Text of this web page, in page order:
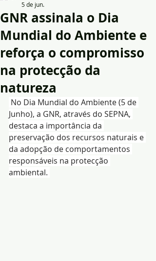
GNR assinala o Dia
Mundial do Ambiente e
reforça o compromisso
na protecção da
natureza
5 de jun.
No Dia Mundial do Ambiente (5 de
Junho), a GNR, através do SEPNA,
destaca a importância da
preservação dos recursos naturais e
da adopção de comportamentos
responsáveis na protecção
ambiental.